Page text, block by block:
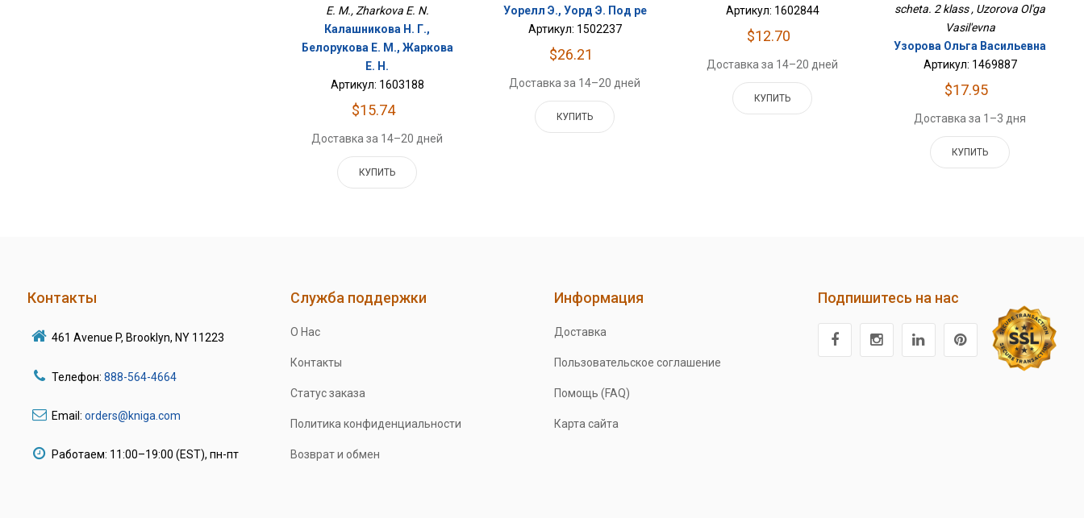
E. M., Zharkova E. N.
Калашникова Н. Г.,
Белорукова Е. М., Жаркова
Е. Н.
Артикул: 1603188
$15.74
Доставка за 14–20 дней
КУПИТЬ
Уорелл Э., Уорд Э. Под ре
Артикул: 1502237
$26.21
Доставка за 14–20 дней
КУПИТЬ
Артикул: 1602844
$12.70
Доставка за 14–20 дней
КУПИТЬ
scheta. 2 klass , Uzorova Ol'ga
Vasil'evna
Узорова Ольга Васильевна
Артикул: 1469887
$17.95
Доставка за 1–3 дня
КУПИТЬ
Контакты
461 Avenue P, Brooklyn, NY 11223
Телефон: 888-564-4664
Email: orders@kniga.com
Работаем: 11:00–19:00 (EST), пн-пт
Служба поддержки
О Нас
Контакты
Статус заказа
Политика конфиденциальности
Возврат и обмен
Информация
Доставка
Пользовательское соглашение
Помощь (FAQ)
Карта сайта
Подпишитесь на нас